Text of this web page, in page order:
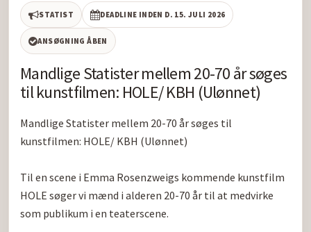
STATIST DEADLINE INDEN D. 15. JULI 2026
ANSØGNING ÅBEN
Mandlige Statister mellem 20-70 år søges
til kunstfilmen: HOLE/ KBH (Ulønnet)
Mandlige Statister mellem 20-70 år søges til
kunstfilmen: HOLE/ KBH (Ulønnet)
Til en scene i Emma Rosenzweigs kommende kunstfilm
HOLE søger vi mænd i alderen 20-70 år til at medvirke
som publikum i en teaterscene.